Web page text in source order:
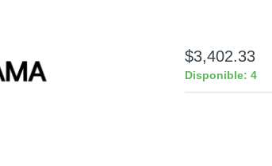
$3,402.33
Disponible: 4